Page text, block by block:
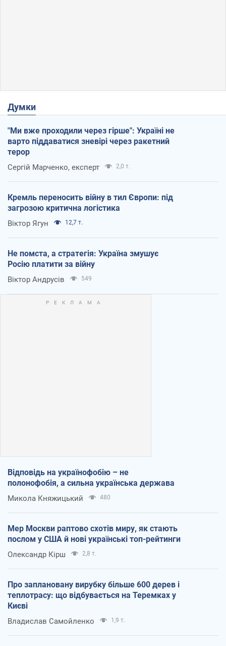
Думки
"Ми вже проходили через гірше": Україні не
варто піддаватися зневірі через ракетний
терор
Сергій Марченко, експерт 2,0 т.
Кремль переносить війну в тил Європи: під
загрозою критична логістика
Віктор Ягун 12,7 т.
Не помста, а стратегія: Україна змушує
Росію платити за війну
Віктор Андрусів 549
Відповідь на українофобію – не
полонофобія, а сильна українська держава
Микола Княжицький 480
Мер Москви раптово схотів миру, як стають
послом у США й нові українські топ-рейтинги
Олександр Кірш 2,8 т.
Про заплановану вирубку більше 600 дерев і
теплотрасу: що відбувається на Теремках у
Києві
Владислав Самойленко 1,9 т.